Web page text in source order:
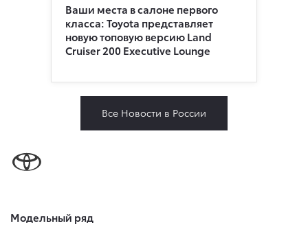
Ваши места в салоне первого
класса: Toyota представляет
новую топовую версию Land
Cruiser 200 Executive Lounge
Все Новости в России
Модельный ряд